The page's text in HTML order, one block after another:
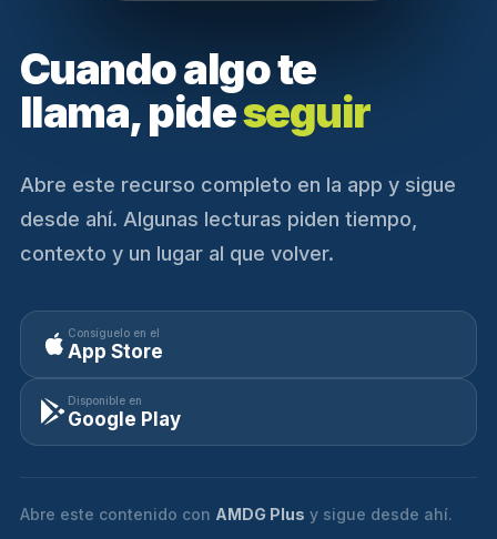
Cuando algo te
llama, pideseguir
Abre este recurso completo en la app y sigue
desde ahí. Algunas lecturas piden tiempo,
contexto y un lugar al que volver.
Consíguelo en el
App Store
Disponible en
Google Play
Abre este contenido con AMDG Plus y sigue desde ahí.